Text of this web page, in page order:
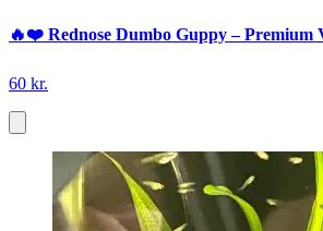
🔥❤️ Rednose Dumbo Guppy – Premium
60 kr.